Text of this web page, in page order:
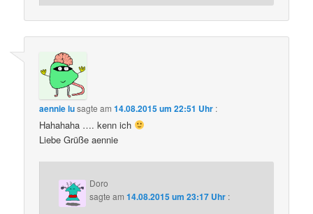
aennie lusagte am14.08.2015 um 22:51 Uhr :
Hahahaha …. kenn ich
Liebe Grüße aennie
Doro
sagte am14.08.2015 um 23:17 Uhr :